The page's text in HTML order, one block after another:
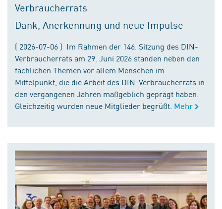
Verbraucherrats
Dank, Anerkennung und neue Impulse
( 2026-07-06 ) Im Rahmen der 146. Sitzung des DIN-
Verbraucherrats am 29. Juni 2026 standen neben den
fachlichen Themen vor allem Menschen im
Mittelpunkt, die die Arbeit des DIN-Verbraucherrats in
den vergangenen Jahren maßgeblich geprägt haben.
Gleichzeitig wurden neue Mitglieder begrüßt. Mehr